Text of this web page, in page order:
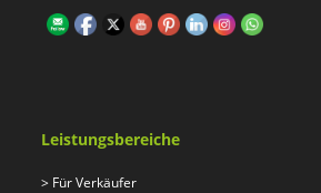
Leistungsbereiche
> Für Verkäufer